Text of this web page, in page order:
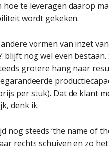
te leveragen daarop
wordt gekeken.
vormen van inzet
blijft nog wel even
grotere hang naar
per stuk). Dat de klant
denk ik.
nog steeds ‘the name of
rechts schuiven en zo